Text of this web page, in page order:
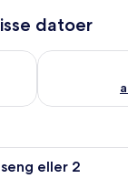
datoer
6 - aug. 7
Tjek
med en stor
eller 2